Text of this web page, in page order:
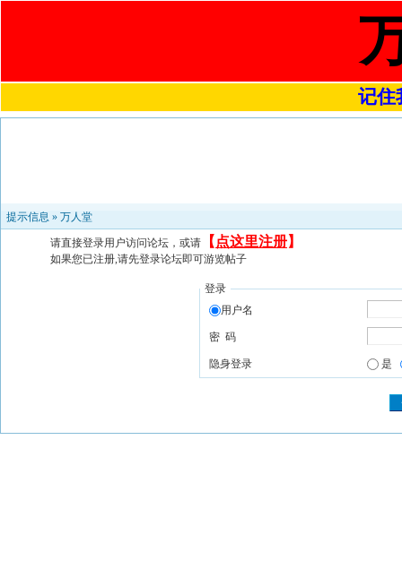
记住
提示信息 » 万人堂
请直接登录用户访问论坛，或请 【 点这里注册】
如果您已注册,请先登录论坛即可游览帖子
登录
用户名
密 码
隐身登录 是